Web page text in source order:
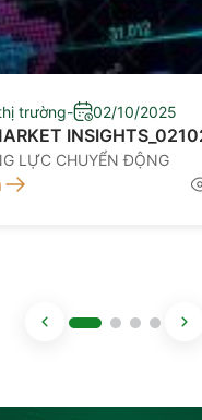
trường- 02/10/2025
LỰC CHUYỂN ĐỘNG